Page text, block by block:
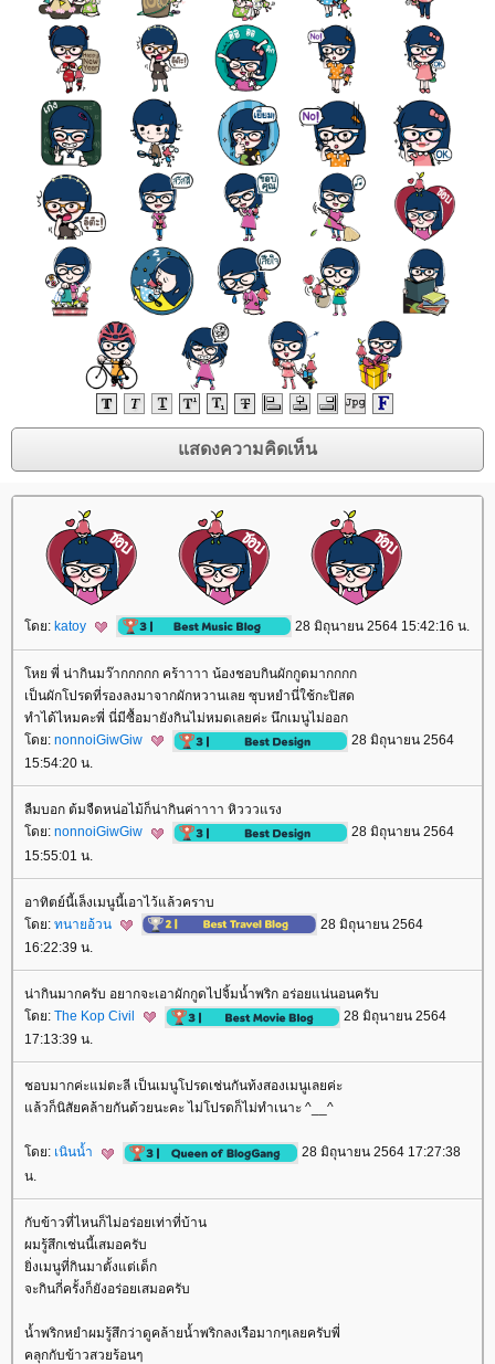
ดย: katoy 28 มิถุนายน 2564 15:42:16 น.
หย พี่ น่ากินมว๊ากกกกก คร้าาาา น้องชอบกินผักกูดมากกกก
เป็นผักโปรดที่รองลงมาจากผักหวานเลย ซุบหยำนี่ใช้กะปิสด
ทำได้ไหมคะพี่ นี่มีซื้อมายังกินไม่หมดเลยค่ะ นึกเมนูไม่ออก
ดย: nonnoiGiwGiw
28 มิถุนายน 2564
15:54:20 น.
ลืมบอก ต้มจืดหน่อไม้ก็น่ากินค่าาาา หิวววแรง
ดย: nonnoiGiwGiw
28 มิถุนายน 2564
15:55:01 น.
อาทิตย์นี้เล็งเมนูนี้เอาไว้แล้วคราบ
ดย: ทนายอ้วน
28 มิถุนายน 2564
16:22:39 น.
น่ากินมากครับ อยากจะเอาผักกูดไปจิ้มน้ำพริก อร่อยแน่นอนครับ
ดย: The Kop Civil
28 มิถุนายน 2564
17:13:39 น.
ชอบมากค่ะแม่ตะลี เป็นเมนูโปรดเช่นกันท้งสองเมนูเลยค่ะ
ล้วก็นิสัยคล้ายกันด้วยนะคะ ไม่โปรดก็ไม่ทำเนาะ ^__^
ดย: เนินน้ำ
28 มิถุนายน 2564 17:27:38
น.
กับข้าวที่ไหนก็ไม่อร่อยเท่าที่บ้าน
ผมรู้สึกเช่นนี้เสมอครับ
ิ่งเมนูที่กินมาตั้งแต่เด็ก
จะกินกี่ครั้งก็ยังอร่อยเสมอครับ
น้ำพริกหยำผมรู้สึกว่าดูคล้ายน้ำพริกลงเรือมากๆเลยครับพี่
คลุกกับข้าวสวยร้อนๆ